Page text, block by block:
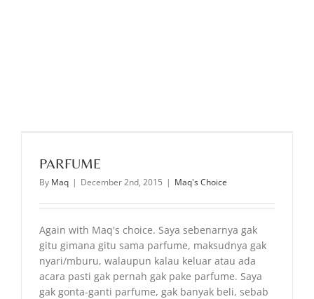
PARFUME
By Maq | December 2nd, 2015 | Maq's Choice
Again with Maq's choice. Saya sebenarnya gak
gitu gimana gitu sama parfume, maksudnya gak
nyari/mburu, walaupun kalau keluar atau ada
acara pasti gak pernah gak pake parfume. Saya
gak gonta-ganti parfume, gak banyak beli, sebab